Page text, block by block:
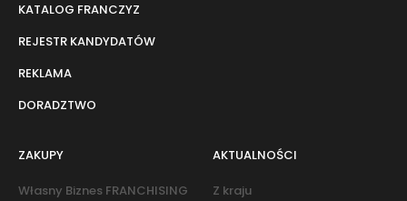
KATALOG FRANCZYZ
REJESTR KANDYDATÓW
REKLAMA
DORADZTWO
ZAKUPY
Własny Biznes FRANCHISING
AKTUALNOŚCI
Z kraju